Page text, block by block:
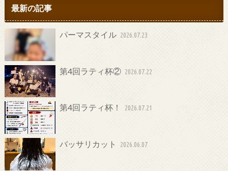
最新の記事
パーマスタイル 2026.07.23
第4回ラティ杯② 2026.07.22
第4回ラティ杯！ 2026.07.21
バッサリカット 2026.06.07